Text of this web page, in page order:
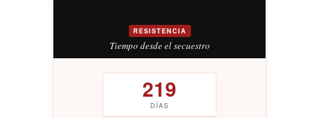
RESISTENCIA
Tiempo desde el secuestro
219
DÍAS